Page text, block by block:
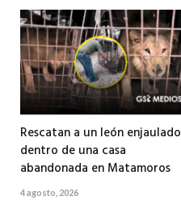
Rescatan a un león enjaulado
dentro de una casa
abandonada en Matamoros
4 agosto, 2026